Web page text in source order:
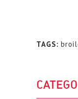
TAGS: